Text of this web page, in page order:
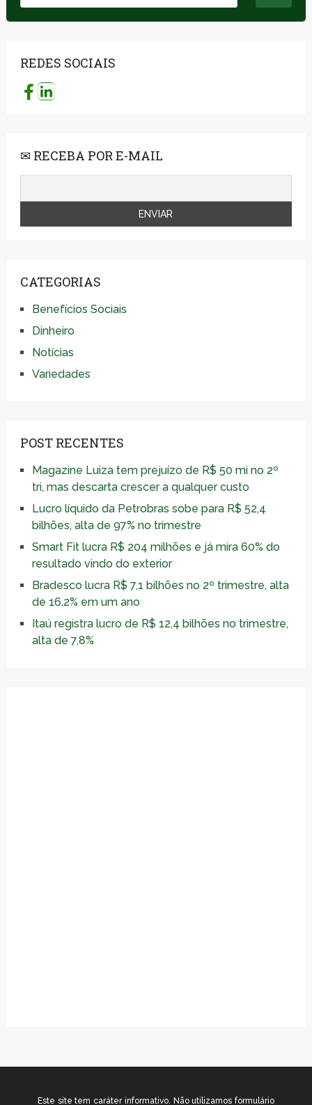
REDES SOCIAIS
✉ RECEBA POR E-MAIL
CATEGORIAS
Benefícios Sociais
Dinheiro
Notícias
Variedades
POST RECENTES
Magazine Luiza tem prejuízo de R$ 50 mi no 2º
tri, mas descarta crescer a qualquer custo
Lucro líquido da Petrobras sobe para R$ 52,4
bilhões, alta de 97% no trimestre
Smart Fit lucra R$ 204 milhões e já mira 60% do
resultado vindo do exterior
Bradesco lucra R$ 7,1 bilhões no 2º trimestre, alta
de 16,2% em um ano
Itaú registra lucro de R$ 12,4 bilhões no trimestre,
alta de 7,8%
Este site tem caráter informativo. Não utilizamos formulário